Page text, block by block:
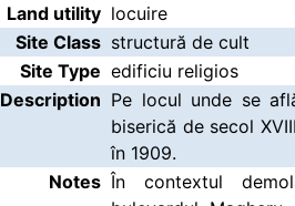
Land utility locuire
Site Class structură de cult
Site Type edificiu religios
Description Pe locul unde se
biserică de secol
în 1909.
Notes În contextul